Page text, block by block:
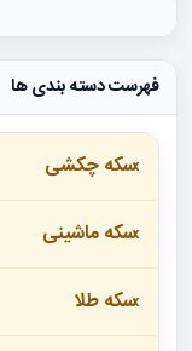
فهرست دسته بندی ها
سکه چکشی
سکه ماشینی
سکه طلا